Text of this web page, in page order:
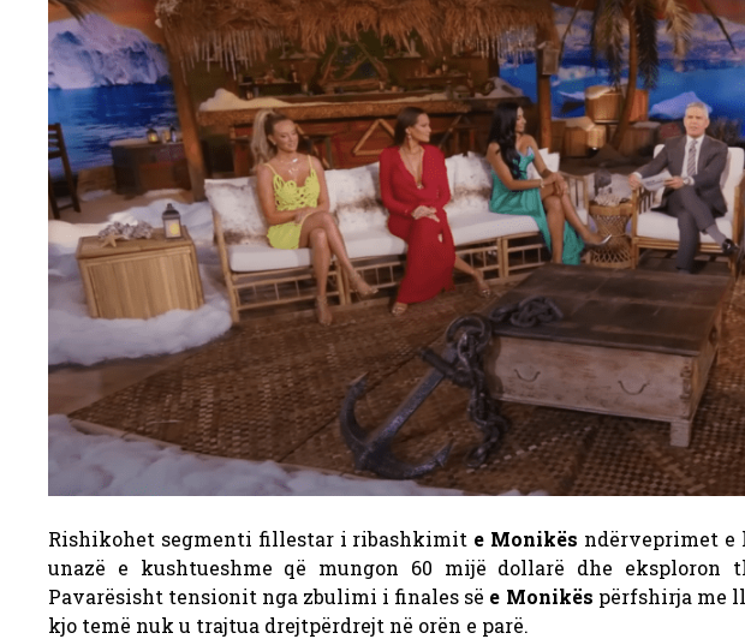
Rishikohet segmenti fillestar i ribashkimit e Monikës ndërveprimet e
unazë e kushtueshme që mungon 60 mijë dollarë dhe eksploron
Pavarësisht tensionit nga zbulimi i finales së e Monikës përfshirja me
kjo temë nuk u trajtua drejtpërdrejt në orën e parë.